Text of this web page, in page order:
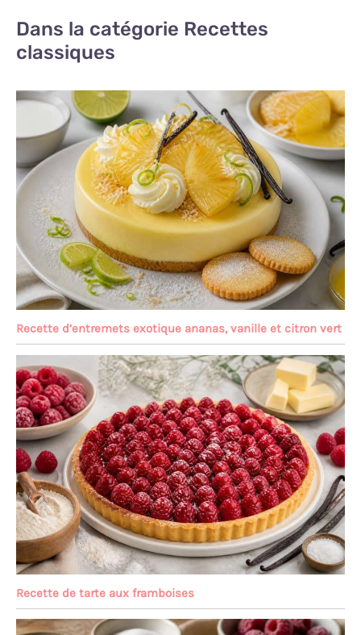
Dans la catégorie Recettes
classiques
Recette d’entremets exotique ananas, vanille et citron vert
Recette de tarte aux framboises